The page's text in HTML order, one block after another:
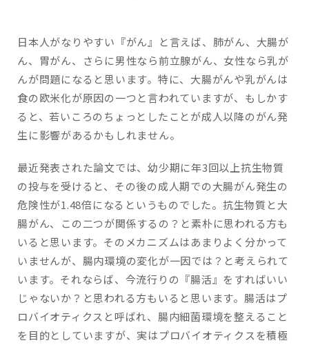
日本人がなりやすい『がん』と言えば、肺がん、大腸が
ん、胃がん、さらに男性なら前立腺がん、女性なら乳が
んが問題になると思います。特に、大腸がんや乳がんは
食の欧米化が原因の一つと言われていますが、もしかす
ると、若いころのちょっとしたことが成人以降のがん発
生に影響があるかもしれません。
最近発表された論文では、幼少期に年3回以上抗生物質
の投与を受けると、その後の成人期での大腸がん発生の
危険性が1.48倍になるというものでした。抗生物質と大
腸がん、この二つが関係するの？と素朴に思われる方も
いると思います。そのメカニズムはあまりよく分かって
いませんが、腸内環境の変化が一因では？と考えられて
います。それならば、今流行りの『腸活』をすればいい
じゃないか？と思われる方もいると思います。腸活はプ
ロバイオティクスと呼ばれ、腸内細菌環境を整えること
を目的としていますが、実はプロバイオティクスを積極